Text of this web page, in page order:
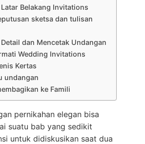
Belakang Invitations
sketsa dan tulisan
dan Mencetak Undangan
Wedding Invitations
Kertas
undangan
ke Famili
pernikahan elegan bisa
suatu bab yang sedikit
untuk didiskusikan saat dua